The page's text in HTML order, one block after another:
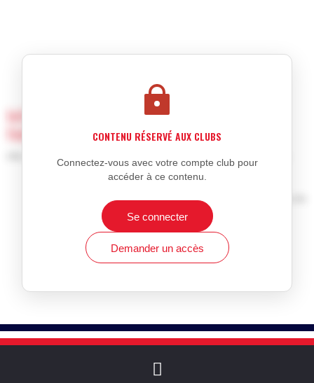
Informations exclusives réservées aux club
fédéraux
Information réservée aux membres inscrits
Achat de licences ou d'affiliation à la Fédération de Sports de
Combat française
Affiliation et réaffiliation
CONTENU RÉSERVÉ AUX CLUBS
Connectez-vous avec votre compte club pour
accéder à ce contenu.
Se connecter
Demander un accès